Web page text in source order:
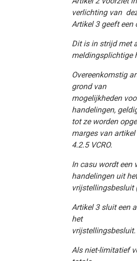
verlichting van
Artikel 3 geeft een
Dit is in strijd met
meldingsplichtige
Overeenkomstig
grond van
mogelijkheden
handelingen,
tot ze worden
marges van artikel
4.2.5 VCRO.
In casu wordt een
handelingen uit het
vrijstellingsbesluit
Artikel 3 sluit een
het
vrijstellingsbesluit.
Als niet-limitatief